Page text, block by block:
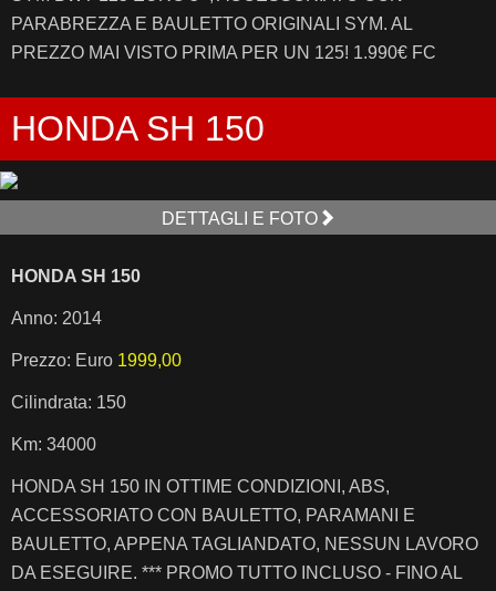
PARABREZZA E BAULETTO ORIGINALI SYM. AL
PREZZO MAI VISTO PRIMA PER UN 125! 1.990€ FC
HONDA SH 150
DETTAGLI E FOTO
HONDA SH 150
Anno: 2014
Prezzo: Euro 1999,00
Cilindrata: 150
Km: 34000
HONDA SH 150 IN OTTIME CONDIZIONI, ABS,
ACCESSORIATO CON BAULETTO, PARAMANI E
BAULETTO, APPENA TAGLIANDATO, NESSUN LAVORO
DA ESEGUIRE. *** PROMO TUTTO INCLUSO - FINO AL